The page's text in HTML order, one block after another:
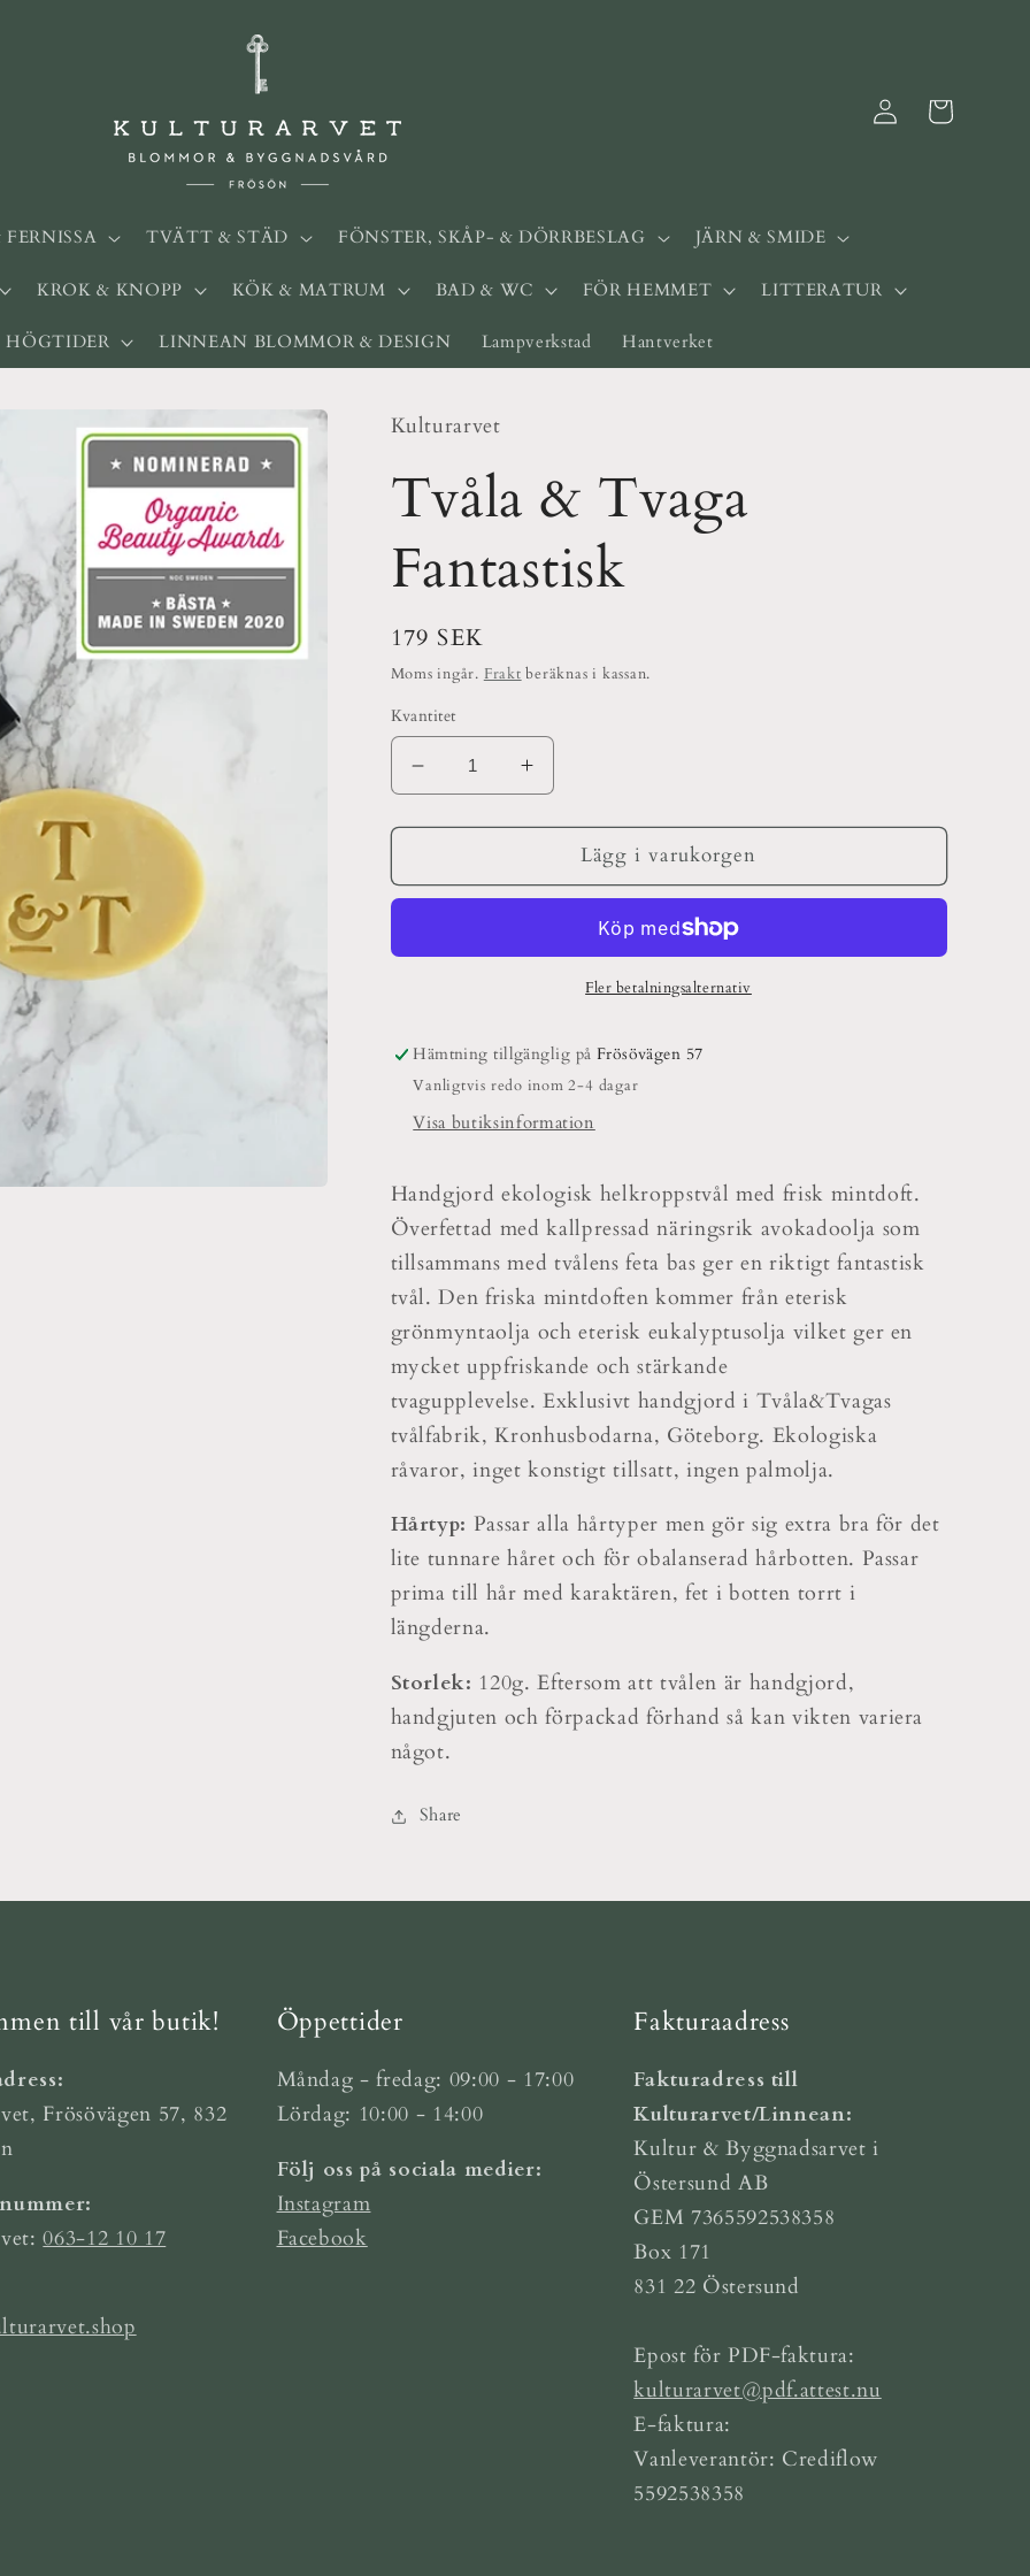
TVÄTT & STÄD FÖNSTER, SKÅP- & DÖRRBESLAG JÄRN & SMIDE
KROK & KNOPP KÖK & MATRUM BAD & WC FÖR HEMMET LITTERATUR
HÖGTIDER LINNEAN BLOMMOR & DESIGN Lampverkstad Hantverket
Logga
in
Varukorg
Kulturarvet
Tvåla & Tvaga
Fantastisk
Ordinarie
pris
179 SEK
Moms ingår. Frakt beräknas i kassan.
Kvantitet
Minska
kvantitet
för
&amp;
Öka
kvantitet
för
&amp;
Fantastisk
Lägg i varukorgen
Fler betalningsalternativ
Hämtning tillgänglig på Frösövägen 57
Vanligtvis redo inom 2-4 dagar
Visa butiksinformation
Handgjord ekologisk helkroppstvål med frisk mintdoft.
Överfettad med kallpressad näringsrik avokadoolja som
tillsammans med tvålens feta bas ger en riktigt fantastisk
tvål. Den friska mintdoften kommer från eterisk
grönmyntaolja och eterisk eukalyptusolja vilket ger en
mycket uppfriskande och stärkande
tvagupplevelse. Exklusivt handgjord i Tvåla&Tvagas
tvålfabrik, Kronhusbodarna, Göteborg. Ekologiska
råvaror, inget konstigt tillsatt, ingen palmolja.
Hårtyp: Passar alla hårtyper men gör sig extra bra för det
lite tunnare håret och för obalanserad hårbotten. Passar
prima till hår med karaktären, fet i botten torrt i
längderna.
Storlek: 120g. Eftersom att tvålen är handgjord,
handgjuten och förpackad förhand så kan vikten variera
något.
Share
till vår butik!
Frösövägen 57, 832
063-12 10 17
Öppettider
Måndag - fredag: 09:00 - 17:00
Lördag: 10:00 - 14:00
Följ oss på sociala medier:
Instagram
Facebook
Fakturaadress
Fakturadress till
Kulturarvet/Linnean:
Kultur & Byggnadsarvet i
Östersund AB
GEM 7365592538358
Box 171
831 22 Östersund
Epost för PDF-faktura:
kulturarvet@pdf.attest.nu
E-faktura:
Vanleverantör: Crediflow
5592538358